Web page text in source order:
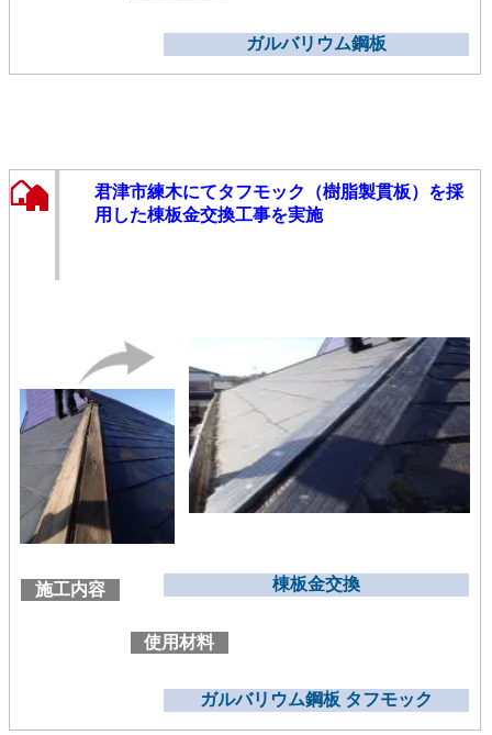
ガルバリウム鋼板
君津市練木にてタフモック（樹脂製貫板）を採
用した棟板金交換工事を実施
施工内容 棟板金交換
使用材料
ガルバリウム鋼板 タフモック